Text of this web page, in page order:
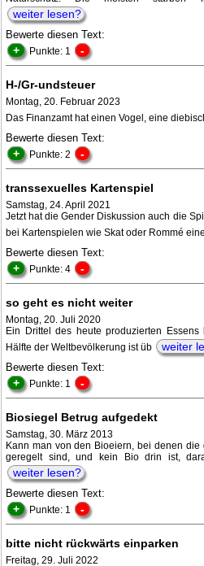
weiter lesen?
Bewerte diesen Text:
+ Punkte: 1 -
H-/Gr-undsteuer
Montag, 20. Februar 2023
Das Finanzamt hat einen Vogel, eine
Bewerte diesen Text:
+ Punkte: 2 -
transsexuelles Kartenspiel
Samstag, 24. April 2021
Jetzt hat die Gender Diskussion auch die
bei Kartenspielen wie Skat oder Rommé
Bewerte diesen Text:
+ Punkte: 4 -
so geht es nicht weiter
Montag, 20. Juli 2020
Ein Drittel des heute produzierten
Hälfte der Weltbevölkerung ist üb
weiter
Bewerte diesen Text:
+ Punkte: 1 -
Biosiegel Betrug aufgedekt
Samstag, 30. März 2013
Kann man von den Bioeiern, bei denen
geregelt sind, und kein Bio drin ist,
weiter lesen?
Bewerte diesen Text:
+ Punkte: 1 -
bitte nicht rückwärts einparken
Freitag, 29. Juli 2022